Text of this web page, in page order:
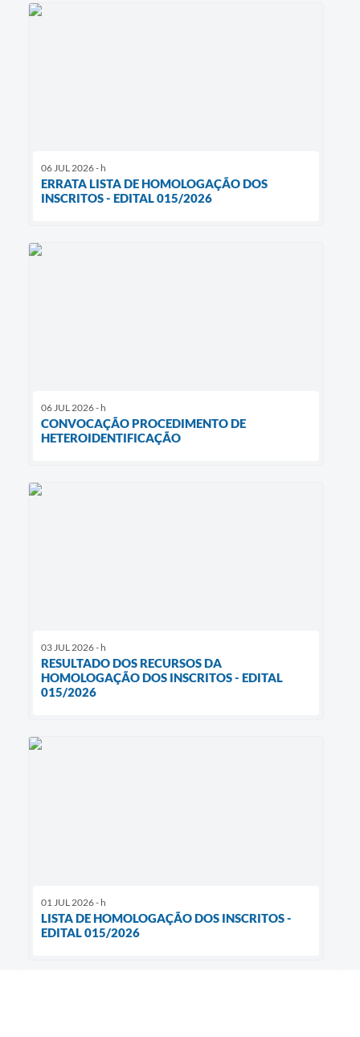
06 JUL 2026 - h
ERRATA LISTA DE HOMOLOGAÇÃO DOS
INSCRITOS - EDITAL 015/2026
06 JUL 2026 - h
CONVOCAÇÃO PROCEDIMENTO DE
HETEROIDENTIFICAÇÃO
03 JUL 2026 - h
RESULTADO DOS RECURSOS DA
HOMOLOGAÇÃO DOS INSCRITOS - EDITAL
015/2026
01 JUL 2026 - h
LISTA DE HOMOLOGAÇÃO DOS INSCRITOS -
EDITAL 015/2026